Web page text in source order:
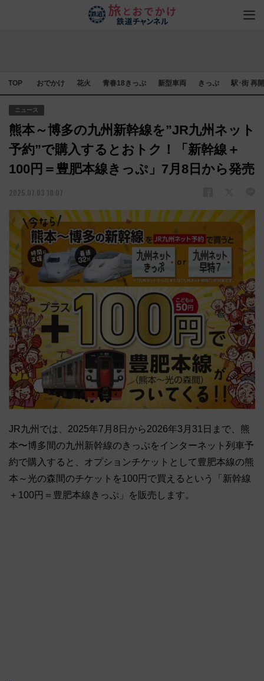
TOP おでかけ 花火 青春18きっぷ 新型車両 きっぷ 駅･街 再
ニュース
熊本～博多の九州新幹線を”JR九州ネット
予約”で購入するとおトク！「新幹線＋
100円＝豊肥本線きっぷ」7月8日から発売
2025.07.03 10:07
JR九州では、2025年7月8日から2026年3月31日まで、熊
本〜博多間の九州新幹線のきっぷをインターネット列車予
約で購入すると、オプションチケットとして豊肥本線の熊
本～光の森間のチケットを100円で買えるという「新幹線
＋100円＝豊肥本線きっぷ」を販売します。